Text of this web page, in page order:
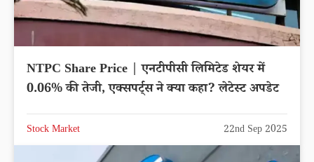
NTPC Share Price | एनटीपीसी लिमिटेड शेयर में
0.06% की तेजी, एक्सपर्ट्स ने क्या कहा? लेटेस्ट अपडेट
Stock Market 22nd Sep 2025